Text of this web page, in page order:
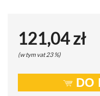
121,04 zł
(w tym vat 23 %)
DO